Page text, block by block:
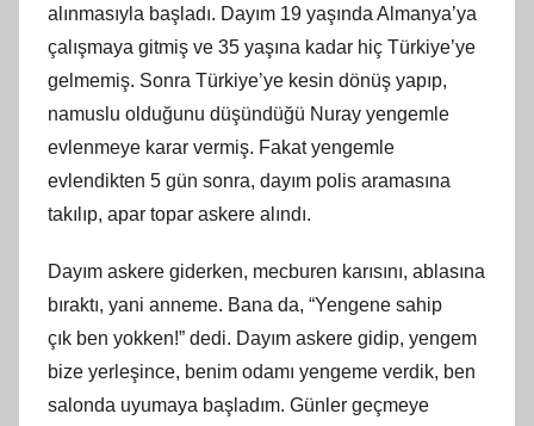
alınmasıyla başladı. Dayım 19 yaşında Almanya’ya
çalışmaya gitmiş ve 35 yaşına kadar hiç Türkiye’ye
gelmemiş. Sonra Türkiye’ye kesin dönüş yapıp,
namuslu olduğunu düşündüğü Nuray yengemle
evlenmeye karar vermiş. Fakat yengemle
evlendikten 5 gün sonra, dayım polis aramasına
takılıp, apar topar askere alındı.
Dayım askere giderken, mecburen karısını, ablasına
bıraktı, yani anneme. Bana da, “Yengene sahip
çık ben yokken!” dedi. Dayım askere gidip, yengem
bize yerleşince, benim odamı yengeme verdik, ben
salonda uyumaya başladım. Günler geçmeye